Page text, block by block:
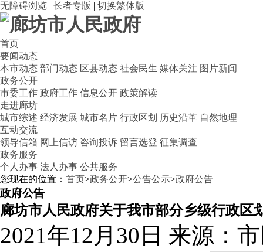
无障碍浏览 | 长者专版 | 切换繁体版
首页
要闻动态
本市动态 部门动态 区县动态 社会民生 媒体关注 图片新闻
政务公开
市委工作 政府工作 信息公开 政策解读
走进廊坊
城市综述 经济发展 城市名片 行政区划 历史沿革 自然地理
互动交流
领导信箱 网上信访 咨询投诉 留言选登 征集调查
政务服务
个人办事 法人办事 公共服务
您现在的位置： 首页>政务公开>公告公示>政府公告
政府公告
廊坊市人民政府关于我市部分乡级行政区
2021年12月30日 来源：